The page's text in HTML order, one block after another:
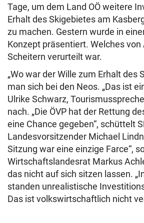
Tage, um dem Land OÖ weitere
Erhalt des Skigebietes am
zu machen. Gestern wurde in
Konzept präsentiert. Welches von
Scheitern verurteilt war.
„Wo war der Wille zum Erhalt des
man sich bei den Neos. „Das ist
Ulrike Schwarz,
nach. „Die ÖVP hat der Rettung
eine Chance gegeben“, schüttelt
Landesvorsitzender Michael
Sitzung war eine einzige Farce“,
Wirtschaftslandesrat Markus
das nicht auf sich sitzen lassen.
standen unrealistische
Das ist volkswirtschaftlich nicht